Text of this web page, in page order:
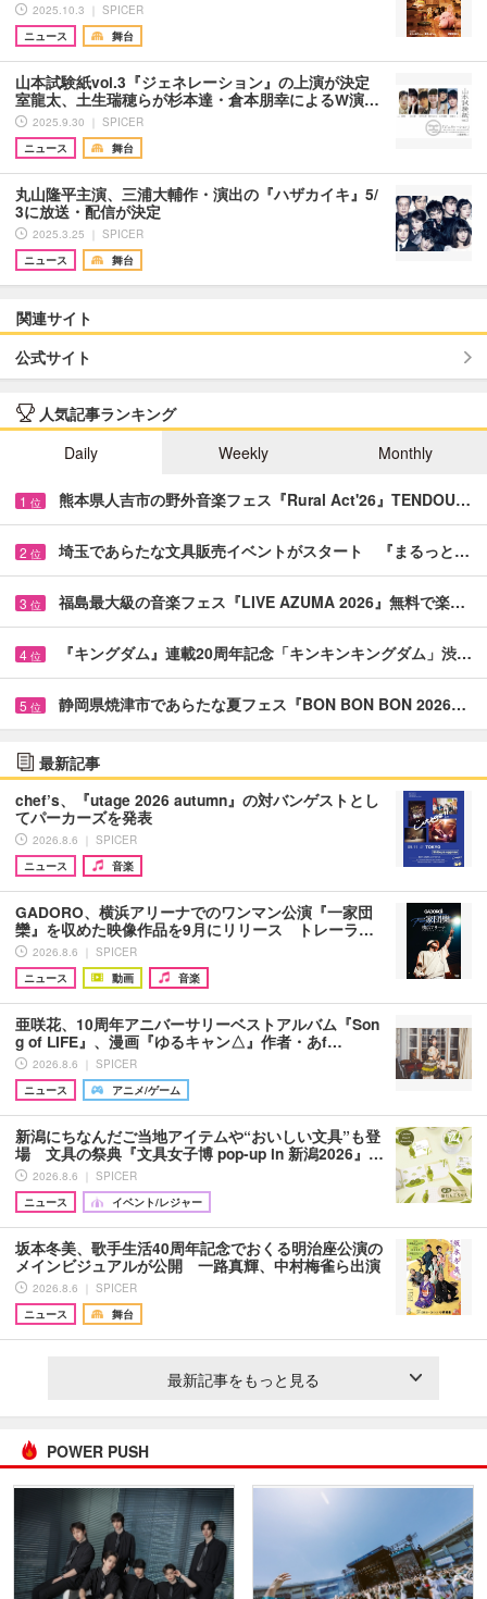
2025.10.3 ｜ SPICER
ニュース
舞台
山本試験紙vol.3『ジェネレーション』の上演が決定
室龍太、土生瑞穂らが杉本達・倉本朋幸によるW演…
2025.9.30 ｜ SPICER
ニュース
舞台
丸山隆平主演、三浦大輔作・演出の『ハザカイキ』5/
3に放送・配信が決定
2025.3.25 ｜ SPICER
ニュース
舞台
関連サイト
公式サイト
人気記事ランキング
Daily
Weekly Monthly
1 位 熊本県人吉市の野外音楽フェス『Rural Act'26』TENDOU…
2 位 埼玉であらたな文具販売イベントがスタート 『まるっと…
3 位 福島最大級の音楽フェス『LIVE AZUMA 2026』無料で楽…
4 位 『キングダム』連載20周年記念「キンキンキングダム」渋…
5 位 静岡県焼津市であらたな夏フェス『BON BON BON 2026…
最新記事
chef’s、『utage 2026 autumn』の対バンゲストとし
てパーカーズを発表
2026.8.6 ｜ SPICER
ニュース
音楽
GADORO、横浜アリーナでのワンマン公演『一家団
欒』を収めた映像作品を9月にリリース トレーラ…
2026.8.6 ｜ SPICER
ニュース
動画 音楽
亜咲花、10周年アニバーサリーベストアルバム『Son
g of LIFE』、漫画『ゆるキャン△』作者・あf…
2026.8.6 ｜ SPICER
ニュース
アニメ/ゲーム
新潟にちなんだご当地アイテムや“おいしい文具”も登
場 文具の祭典『文具女子博 pop-up in 新潟2026』…
2026.8.6 ｜ SPICER
ニュース
イベント/レジャー
坂本冬美、歌手生活40周年記念でおくる明治座公演の
メインビジュアルが公開 一路真輝、中村梅雀ら出演
2026.8.6 ｜ SPICER
ニュース
舞台
最新記事をもっと見る
POWER PUSH